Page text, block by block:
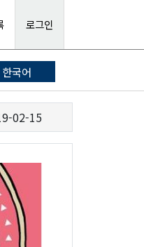
로그인
한국어
02-15